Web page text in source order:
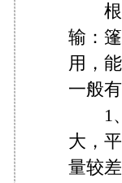
根据
输：
用，
一般
1、
大，
量较